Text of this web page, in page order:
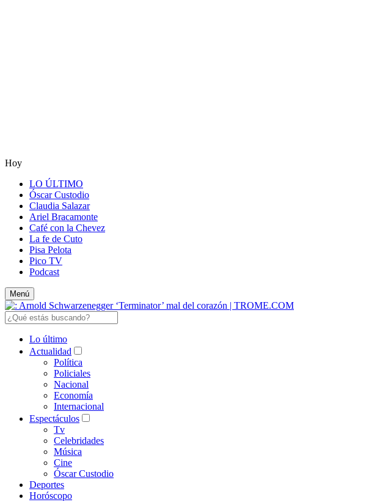
Hoy
LO ÚLTIMO
Óscar Custodio
Claudia Salazar
Ariel Bracamonte
Café con la Chevez
La fe de Cuto
Pisa Pelota
Pico TV
Podcast
Menú
Lo último
Actualidad
Política
Policiales
Nacional
Economía
Internacional
Espectáculos
Tv
Celebridades
Música
Cine
Óscar Custodio
Deportes
Horóscopo